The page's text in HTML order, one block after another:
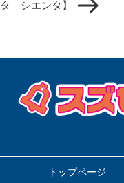
稿
タ シエンタ】
トップページ